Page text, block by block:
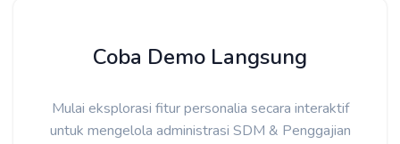
Coba Demo Langsung
Mulai eksplorasi fitur personalia secara interaktif
untuk mengelola administrasi SDM & Penggajian